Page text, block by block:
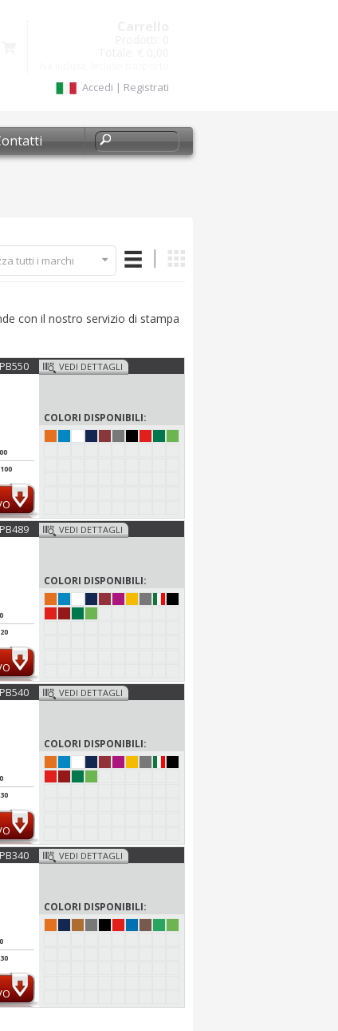
Accedi | Registrati
tutti i marchi
con il nostro servizio di stampa
PB550 VEDI DETTAGLI
COLORI DISPONIBILI:
PB489 VEDI DETTAGLI
COLORI DISPONIBILI:
PB540 VEDI DETTAGLI
COLORI DISPONIBILI:
PB340 VEDI DETTAGLI
COLORI DISPONIBILI: